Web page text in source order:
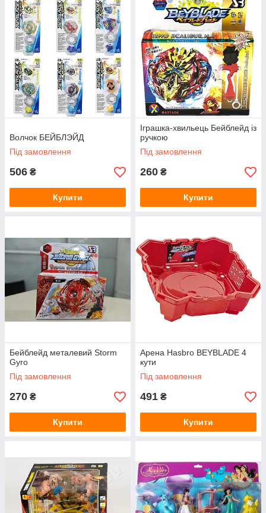
Волчок БЕЙБЛЭЙД
Під замовлення
506 ₴
Купити
Іграшка-хвильець Бейблейд із
ручкою
Під замовлення
260 ₴
Купити
Бейблейд металевий Storm
Gyro
Під замовлення
270 ₴
Купити
Арена Hasbro BEYBLADE 4
кути
Під замовлення
491 ₴
Купити